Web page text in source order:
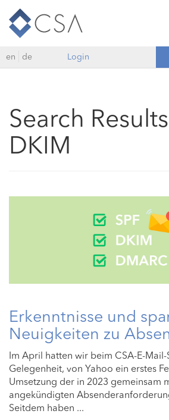
en de Login
Search
DKIM
Erkenntnisse und
Neuigkeiten zu
Im April hatten wir beim CSA-E-
Gelegenheit, von Yahoo ein erstes
Umsetzung der in 2023 gemeinsam
angekündigten
Seitdem haben ...